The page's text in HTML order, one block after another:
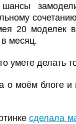
20 моделек
в месяц.
умете делать
о моём блоге и
сделала